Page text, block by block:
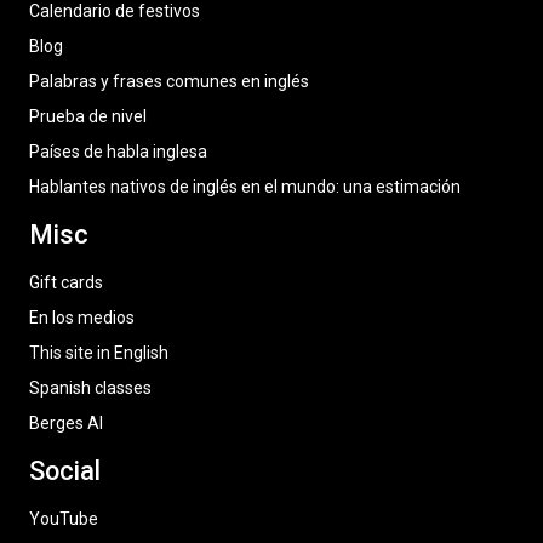
Calendario de festivos
Blog
Palabras y frases comunes en inglés
Prueba de nivel
Países de habla inglesa
Hablantes nativos de inglés en el mundo: una estimación
Misc
Gift cards
En los medios
This site in English
Spanish classes
Berges AI
Social
YouTube